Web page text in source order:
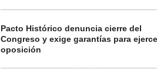
Pacto Histórico denuncia cierre del
Congreso y exige garantías para
oposición